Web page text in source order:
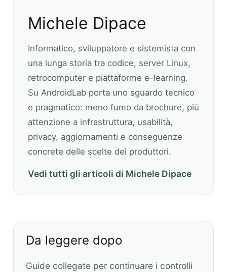
Michele Dipace
Informatico, sviluppatore e sistemista con
una lunga storia tra codice, server Linux,
retrocomputer e piattaforme e-learning.
Su AndroidLab porta uno sguardo tecnico
e pragmatico: meno fumo da brochure, più
attenzione a infrastruttura, usabilità,
privacy, aggiornamenti e conseguenze
concrete delle scelte dei produttori.
Vedi tutti gli articoli di Michele Dipace
Da leggere dopo
Guide collegate per continuare i controlli